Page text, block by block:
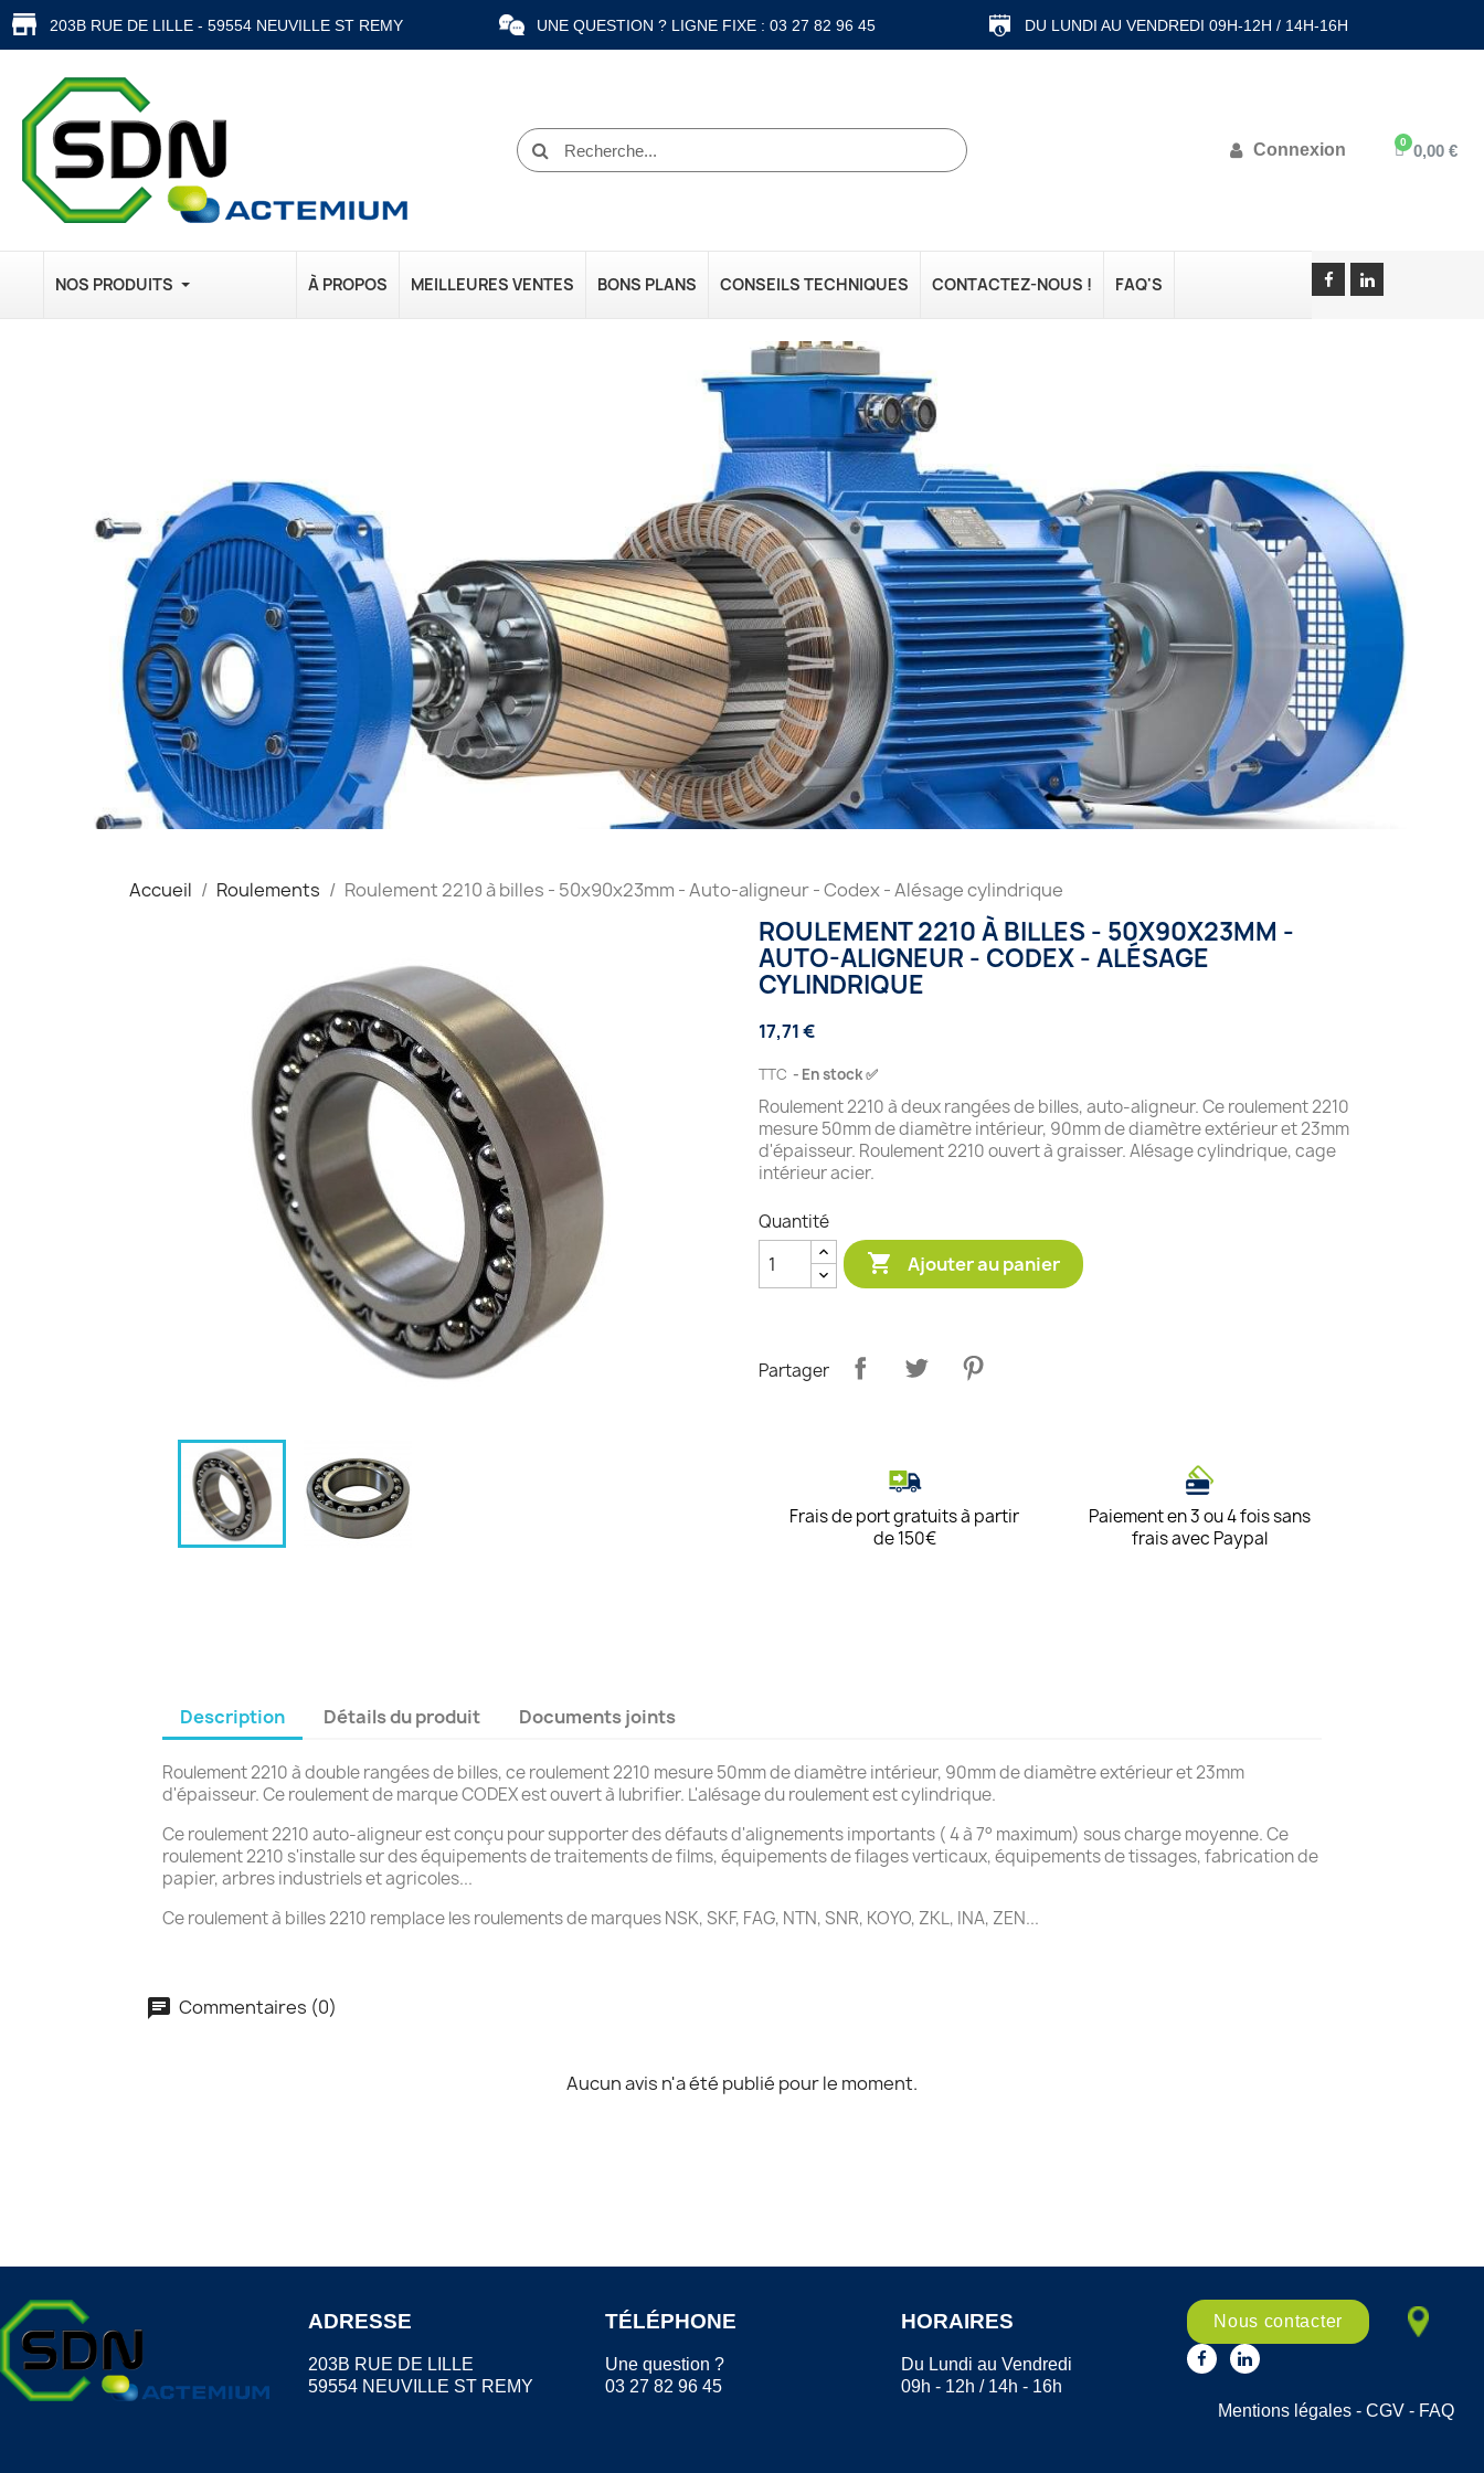
203B RUE DE LILLE - 59554 NEUVILLE ST REMY UNE QUESTION ? LIGNE FIXE : 03 27 82 96 45 DU LUNDI AU VENDREDI 09H-12H / 14H-16H
Connexion 0,00 €
NOS PRODUITS À PROPOS MEILLEURES VENTES BONS PLANS CONSEILS TECHNIQUES CONTACTEZ-NOUS ! FAQ'S
Accueil Roulements Roulement 2210 à billes - 50x90x23mm - Auto-aligneur - Codex - Alésage cylindrique
ROULEMENT 2210 À BILLES - 50X90X23MM -
AUTO-ALIGNEUR - CODEX - ALÉSAGE
CYLINDRIQUE
17,71 €
TTC En stock ✅
Roulement 2210 à deux rangées de billes, auto-aligneur. Ce roulement 2210
mesure 50mm de diamètre intérieur, 90mm de diamètre extérieur et 23mm
d'épaisseur. Roulement 2210 ouvert à graisser. Alésage cylindrique, cage
intérieur acier.
Quantité
 Ajouter au panier
Partager
Frais de port gratuits à partir
de 150€
Paiement en 3 ou 4 fois sans
frais avec Paypal
Description Détails du produit Documents joints
Roulement 2210 à double rangées de billes, ce roulement 2210 mesure 50mm de diamètre intérieur, 90mm de diamètre extérieur et 23mm
d'épaisseur. Ce roulement de marque CODEX est ouvert à lubrifier. L'alésage du roulement est cylindrique.
Ce roulement 2210 auto-aligneur est conçu pour supporter des défauts d'alignements importants ( 4 à 7° maximum) sous charge moyenne. Ce
roulement 2210 s'installe sur des équipements de traitements de films, équipements de filages verticaux, équipements de tissages, fabrication de
papier, arbres industriels et agricoles...
Ce roulement à billes 2210 remplace les roulements de marques NSK, SKF, FAG, NTN, SNR, KOYO, ZKL, INA, ZEN...
Commentaires (0)
Aucun avis n'a été publié pour le moment.
ADRESSE
203B RUE DE LILLE
59554 NEUVILLE ST REMY
TÉLÉPHONE
Une question ?
03 27 82 96 45
HORAIRES
Du Lundi au Vendredi
09h - 12h / 14h - 16h
Nous contacter
Mentions légales- CGV- FAQ